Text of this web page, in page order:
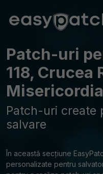
Patch-uri
118, Crucea
Misericordia
Patch-uri create
salvare
În această secțiune
personalizate pentru